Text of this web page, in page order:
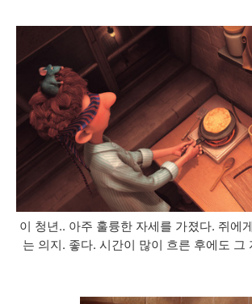
이 청년.. 아주 훌륭한 자세를 가졌다. 쥐에
는 의지. 좋다. 시간이 많이 흐른 후에도 그